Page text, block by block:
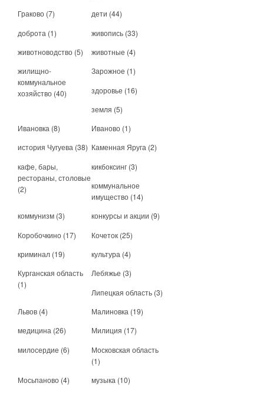
Граково (7) дети (44)
доброта (1) живопись (33)
животноводство (5) животные (4)
жилищно-
коммунальное
хозяйство (40)
Зарожное (1)
здоровье (16)
земля (5)
Ивановка (8) Иваново (1)
история Чугуева (38) Каменная Яруга (2)
кафе, бары,
рестораны, столовые
(2)
кикбоксинг (3)
коммунальное
имущество (14)
коммунизм (3) конкурсы и акции (9)
Коробочкино (17) Кочеток (25)
криминал (19) культура (4)
Курганская область
(1)
Лебяжье (3)
Липецкая область (3)
Львов (4) Малиновка (19)
медицина (26) Милиция (17)
милосердие (6)
Московская область
(1)
Мосьпаново (4) музыка (10)